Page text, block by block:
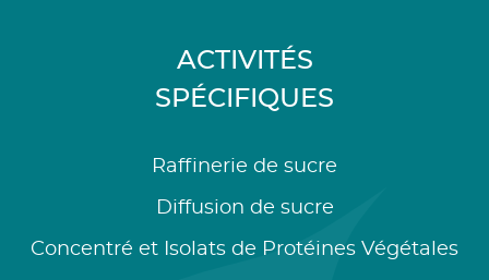
ACTIVITÉS
SPÉCIFIQUES
Raffinerie de sucre
Diffusion de sucre
Concentré et Isolats de Protéines Végétales